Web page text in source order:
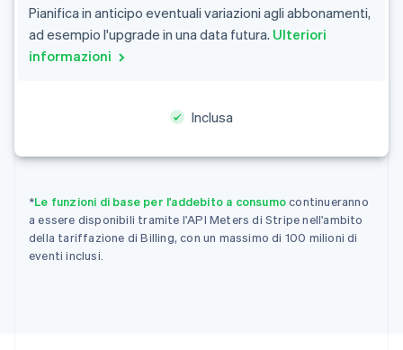
Pianifica in anticipo eventuali variazioni agli abbonamenti,
ad esempio l'upgrade in una data futura. Ulteriori
informazioni
Inclusa
*Le funzioni di base per l'addebito a consumocontinueranno
a essere disponibili tramite l'API Meters di Stripe nell'ambito
della tariffazione di Billing, con un massimo di 100 milioni di
eventi inclusi.
PortuguêsEnglish
Bulgaria
English
English
English Italiano
Danimarca
English
Emirati Arabi Uniti